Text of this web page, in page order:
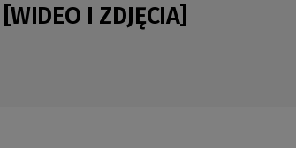
I ZDJĘCIA]